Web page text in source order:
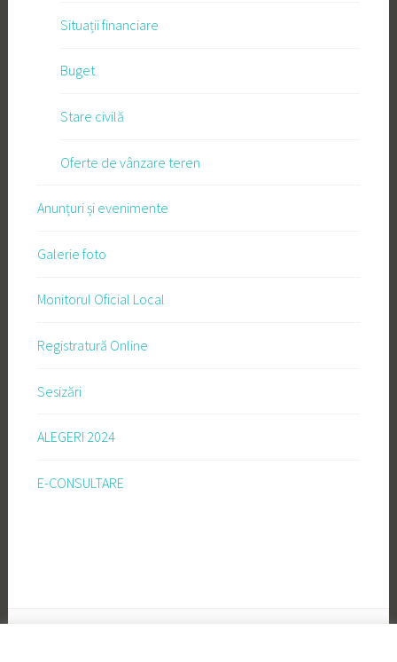
Situații financiare
Buget
Stare civilă
Oferte de vânzare teren
Anunțuri și evenimente
Galerie foto
Monitorul Oficial Local
Registratură Online
Sesizări
ALEGERI 2024
E-CONSULTARE